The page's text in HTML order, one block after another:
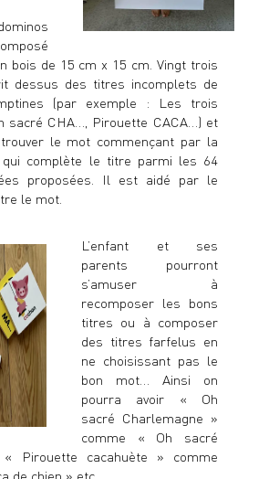
bois de 15 cm x 15 cm. Vingt trois
dessus des titres incomplets de
(par exemple : Les trois
sacré CHA…, Pirouette CACA…) et
trouver le mot commençant par la
qui complète le titre parmi les 64
proposées. Il est aidé par le
le mot.
L’enfant et ses
parents pourront
s’amuser à
recomposer les bons
titres ou à composer
des titres farfelus en
ne choisissant pas le
bon mot… Ainsi on
pourra avoir « Oh
sacré Charlemagne »
comme « Oh sacré
Pirouette cacahuète » comme